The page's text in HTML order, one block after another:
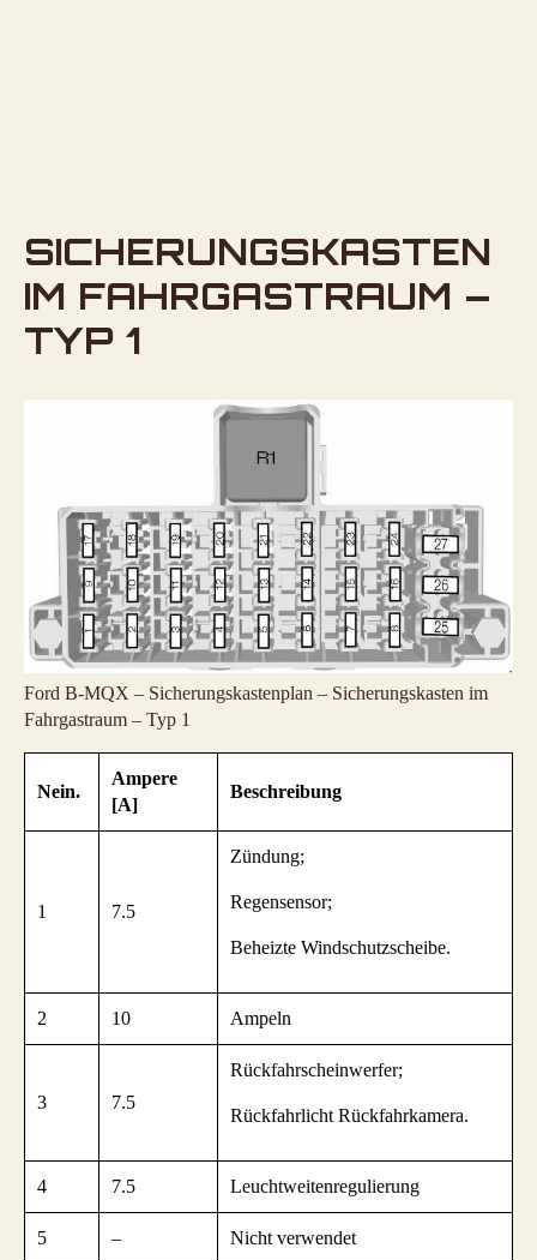
SICHERUNGSKASTEN
IM FAHRGASTRAUM –
TYP 1
Ford B-MQX – Sicherungskastenplan – Sicherungskasten im
Fahrgastraum – Typ 1
Nein.
Ampere
[A]
Beschreibung
1 7.5
Zündung;
Regensensor;
Beheizte Windschutzscheibe.
2 10 Ampeln
3 7.5
Rückfahrscheinwerfer;
Rückfahrlicht Rückfahrkamera.
4 7.5 Leuchtweitenregulierung
5 – Nicht verwendet